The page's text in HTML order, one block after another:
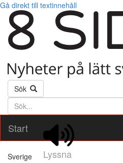
Gå direkt till textinnehåll
Sök
Söktext
Start
Lyssna
Sverige